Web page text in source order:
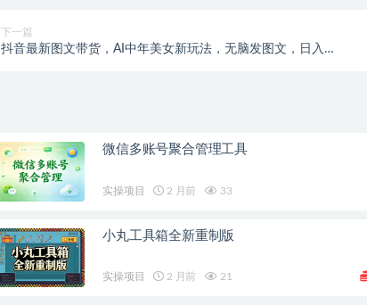
下一篇
抖音最新图文带货，AI中年美女新玩法，无脑发图文，日入
微信多账号聚合管理工具
实操项目 2 月前 33
小丸工具箱全新重制版
实操项目 2 月前 21